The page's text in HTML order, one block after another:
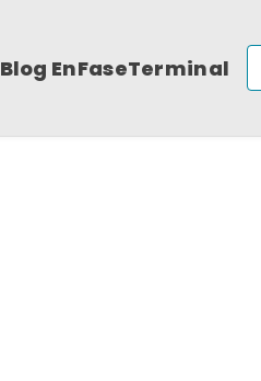
Blog EnFaseTerminal